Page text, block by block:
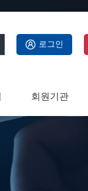
로그인
회원기관